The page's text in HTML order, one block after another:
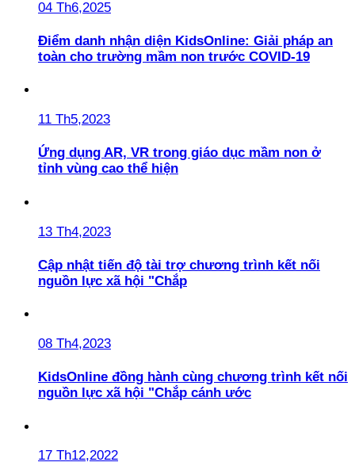
04 Th6,2025
Điểm danh nhận diện KidsOnline: Giải pháp an
toàn cho trường mầm non trước COVID-19
11 Th5,2023
Ứng dụng AR, VR trong giáo dục mầm non ở
tỉnh vùng cao thể hiện
13 Th4,2023
Cập nhật tiến độ tài trợ chương trình kết nối
nguồn lực xã hội "Chắp
08 Th4,2023
KidsOnline đồng hành cùng chương trình kết nối
nguồn lực xã hội "Chắp cánh ước
17 Th12,2022